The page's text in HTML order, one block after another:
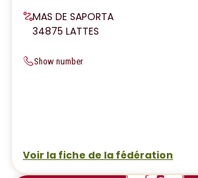
MAS DE SAPORTA
34875 LATTES
Show number
Voir la fiche de la fédération